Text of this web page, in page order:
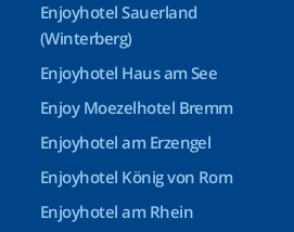
Enjoyhotel Sauerland
(Winterberg)
Enjoyhotel Haus am See
Enjoy Moezelhotel Bremm
Enjoyhotel am Erzengel
Enjoyhotel König von Rom
Enjoyhotel am Rhein